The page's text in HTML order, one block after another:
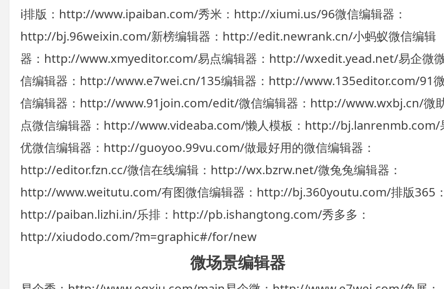
i排版：http://www.ipaiban.com/秀米：http://xiumi.us/96微信编辑器：
http://bj.96weixin.com/新榜编辑器：http://edit.newrank.cn/小蚂蚁微信编辑
器：http://www.xmyeditor.com/易点编辑器：http://wxedit.yead.net/易企微
信编辑器：http://www.e7wei.cn/135编辑器：http://www.135editor.com/91
信编辑器：http://www.91join.com/edit/微信编辑器：http://www.wxbj.cn/微
点微信编辑器：http://www.videaba.com/懒人模板：http://bj.lanrenmb.com/
优微信编辑器：http://guoyoo.99vu.com/做最好用的微信编辑器：
http://editor.fzn.cc/微信在线编辑：http://wx.bzrw.net/微兔兔编辑器：
http://www.weitutu.com/有图微信编辑器：http://bj.360youtu.com/排版365
http://paiban.lizhi.in/乐排：http://pb.ishangtong.com/秀多多：
http://xiudodo.com/?m=graphic#/for/new
微场景编辑器